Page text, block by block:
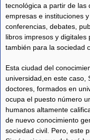
tecnológica a partir de las
empresas e instituciones
conferencias, debates,
libros impresos y
también para la sociedad
Esta ciudad del
universidad,en este caso,
doctores, formados en
ocupa el puesto número
humanos altamente
de nuevo conocimiento
sociedad civil. Pero, este